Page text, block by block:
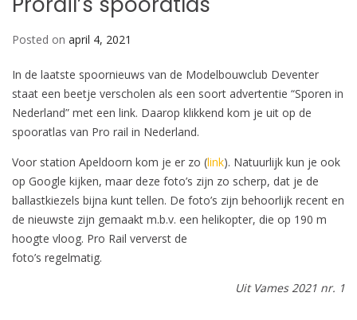
Posted on april 4, 2021
In de laatste spoornieuws van de Modelbouwclub Deventer
staat een beetje verscholen als een soort advertentie “Sporen in
Nederland” met een link. Daarop klikkend kom je uit op de
spooratlas van Pro rail in Nederland.
Voor station Apeldoorn kom je er zo (link). Natuurlijk kun je ook
op Google kijken, maar deze foto’s zijn zo scherp, dat je de
ballastkiezels bijna kunt tellen. De foto’s zijn behoorlijk recent en
de nieuwste zijn gemaakt m.b.v. een helikopter, die op 190 m
hoogte vloog. Pro Rail ververst de
foto’s regelmatig.
Uit Vames 2021 nr. 1